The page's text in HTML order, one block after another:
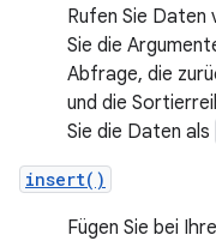
Rufen Sie Daten
Sie die
Abfrage, die
und die
Sie die Daten als
insert()
Fügen Sie bei